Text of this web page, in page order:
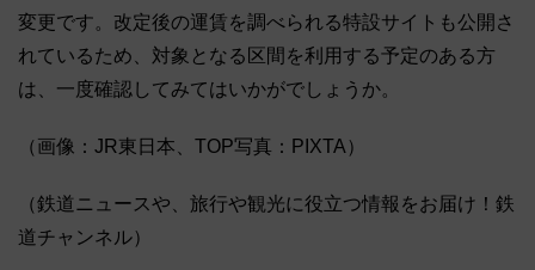
変更です。改定後の運賃を調べられる特設サイトも公開さ
れているため、対象となる区間を利用する予定のある方
は、一度確認してみてはいかがでしょうか。
（画像：JR東日本、TOP写真：PIXTA）
（鉄道ニュースや、旅行や観光に役立つ情報をお届け！鉄
道チャンネル）